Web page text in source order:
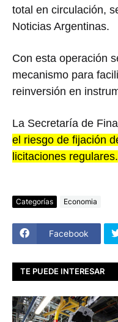
total en circulación,
Noticias Argentinas.
Con esta operación
mecanismo para
reinversión en
La Secretaría de
el riesgo de fijación
licitaciones regulares.
Categorías Economia
Facebook
TE PUEDE INTERESAR